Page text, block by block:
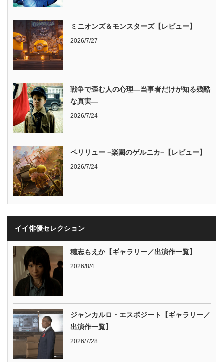
ミニオンズ＆モンスターズ【レビュー】
2026/7/27
戦争で歪む人の心理―当事者だけが知る残酷
な真実―
2026/7/24
ペリリュー −楽園のゲルニカ−【レビュー】
2026/7/24
イイ俳優セレクション
穂志もえか【ギャラリー／出演作一覧】
2026/8/4
ジャンカルロ・エスポジート【ギャラリー／
出演作一覧】
2026/7/28